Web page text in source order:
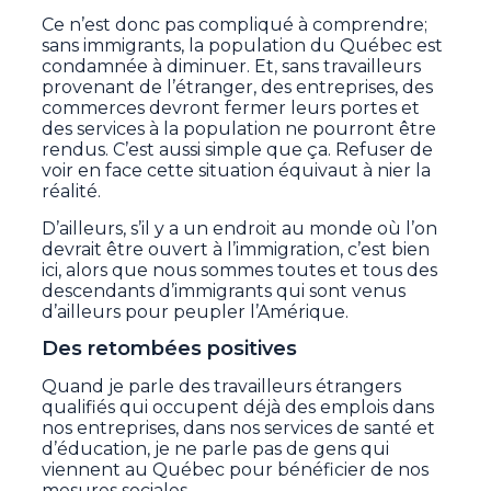
Ce n’est donc pas compliqué à comprendre;
sans immigrants, la population du Québec est
condamnée à diminuer. Et, sans travailleurs
provenant de l’étranger, des entreprises, des
commerces devront fermer leurs portes et
des services à la population ne pourront être
rendus. C’est aussi simple que ça. Refuser de
voir en face cette situation équivaut à nier la
réalité.
D’ailleurs, s’il y a un endroit au monde où l’on
devrait être ouvert à l’immigration, c’est bien
ici, alors que nous sommes toutes et tous des
descendants d’immigrants qui sont venus
d’ailleurs pour peupler l’Amérique.
Des retombées positives
Quand je parle des travailleurs étrangers
qualifiés qui occupent déjà des emplois dans
nos entreprises, dans nos services de santé et
d’éducation, je ne parle pas de gens qui
viennent au Québec pour bénéficier de nos